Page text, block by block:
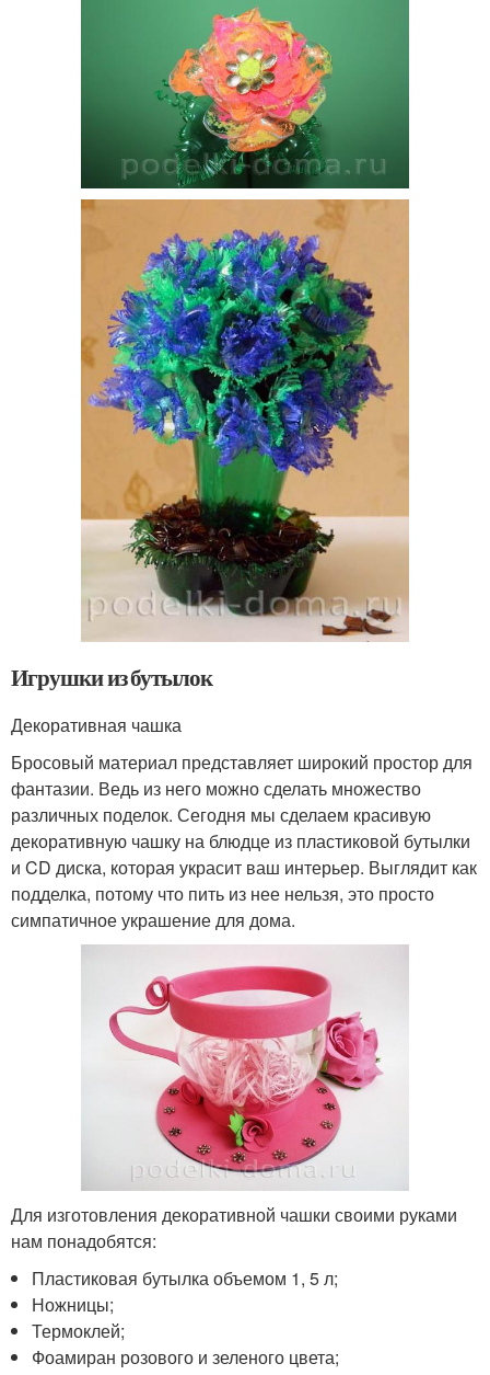
Игрушки из бутылок
Декоративная чашка
Бросовый материал представляет широкий простор для
фантазии. Ведь из него можно сделать множество
различных поделок. Сегодня мы сделаем красивую
декоративную чашку на блюдце из пластиковой бутылки
и CD диска, которая украсит ваш интерьер. Выглядит как
подделка, потому что пить из нее нельзя, это просто
симпатичное украшение для дома.
Для изготовления декоративной чашки своими руками
нам понадобятся:
Пластиковая бутылка объемом 1, 5 л;
Ножницы;
Термоклей;
Фоамиран розового и зеленого цвета;